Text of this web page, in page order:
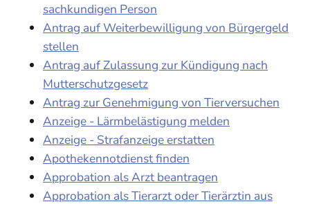
sachkundigen Person
Antrag auf Weiterbewilligung von Bürgergeld
stellen
Antrag auf Zulassung zur Kündigung nach
Mutterschutzgesetz
Antrag zur Genehmigung von Tierversuchen
Anzeige - Lärmbelästigung melden
Anzeige - Strafanzeige erstatten
Apothekennotdienst finden
Approbation als Arzt beantragen
Approbation als Tierarzt oder Tierärztin aus